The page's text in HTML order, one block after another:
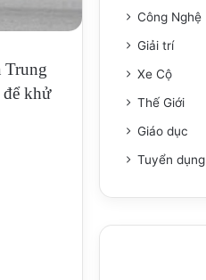
Trung
khử
Công Nghệ
Giải trí
Xe Cộ
Thế Giới
Giáo dục
Tuyển dụng